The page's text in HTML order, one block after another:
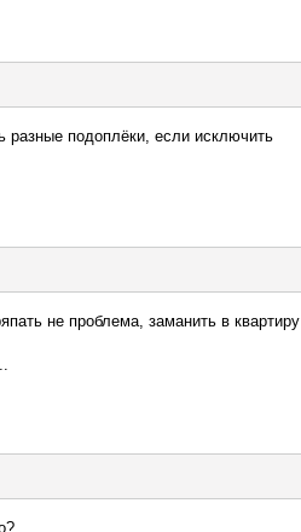
разные подоплёки, если исключить
не проблема, заманить в квартиру